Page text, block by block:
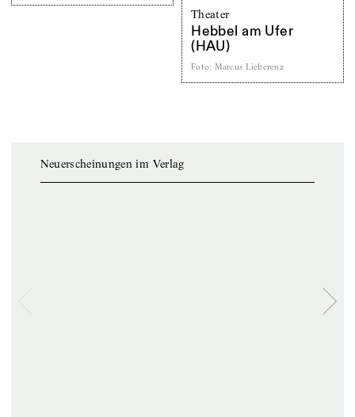
Theater
Hebbel am Ufer
(HAU)
Foto: Marcus Lieberenz
Neuerscheinungen im Verlag